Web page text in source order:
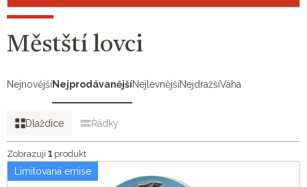
Městští lovci
NejnovějšíNejprodávanějšíNejlevnějšíNejdražšíVáha
Dlaždice Řádky
Zobrazuji 1 produkt
Limitovaná emise